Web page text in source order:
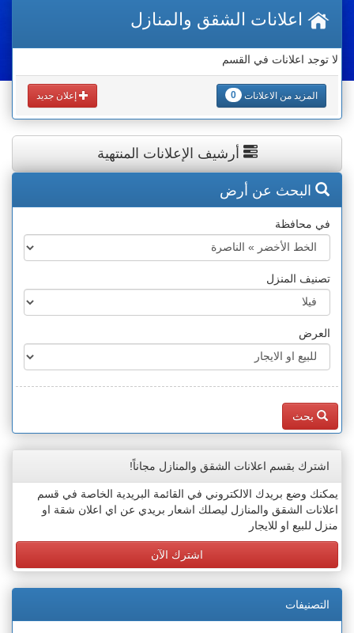
اعلانات الشقق والمنازل
لا توجد اعلانات في القسم
المزيد من الاعلانات 0 إعلان جديد
أرشيف الإعلانات المنتهية
البحث عن أرض
في محافظة
تصنيف المنزل
العرض
بحث
اشترك بقسم اعلانات الشقق والمنازل مجاناً!
يمكنك وضع بريدك الالكتروني في القائمة البريدية الخاصة في قسم
اعلانات الشقق والمنازل ليصلك اشعار بريدي عن اي اعلان شقة او
منزل للبيع او للايجار
اشترك الآن
التصنيفات